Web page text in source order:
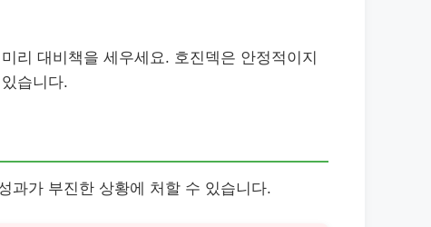
리 대비책을 세우세요. 호진덱은 안정적이지
습니다.
과가 부진한 상황에 처할 수 있습니다.